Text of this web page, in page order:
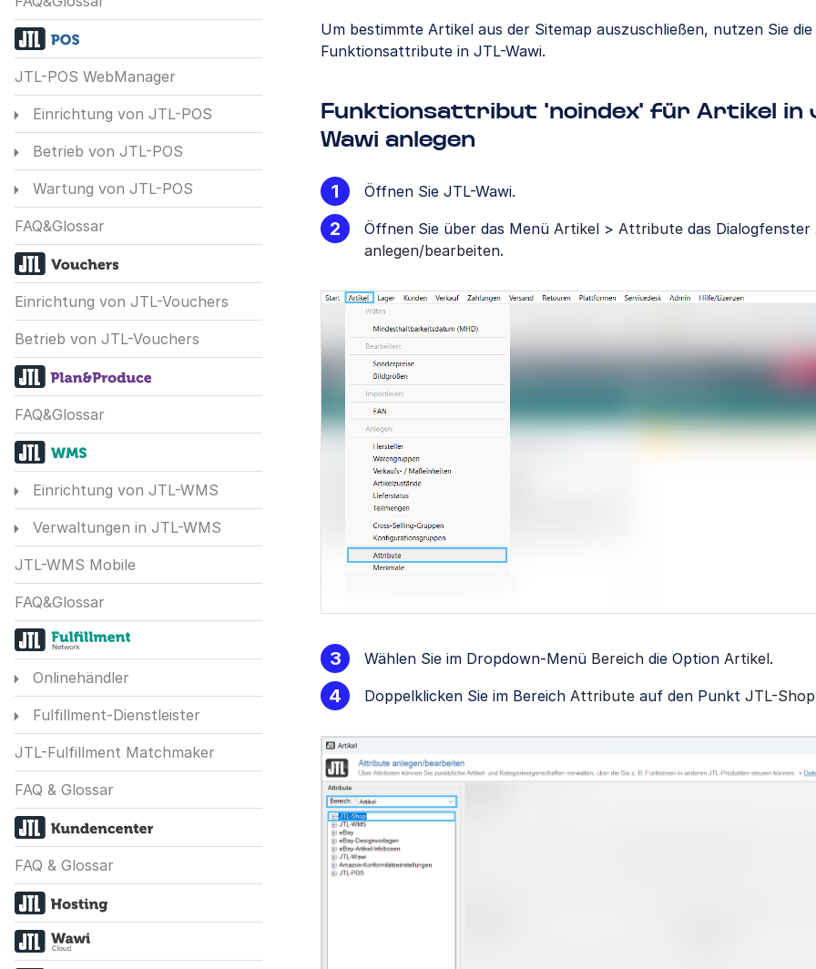
JTL-POS WebManager
Einrichtung von JTL-POS
Betrieb von JTL-POS
Wartung von JTL-POS
FAQ&Glossar
Einrichtung von JTL-Vouchers
Betrieb von JTL-Vouchers
FAQ&Glossar
Einrichtung von JTL-WMS
Verwaltungen in JTL-WMS
JTL-WMS Mobile
FAQ&Glossar
Onlinehändler
Fulfillment-Dienstleister
JTL-Fulfillment Matchmaker
FAQ & Glossar
FAQ & Glossar
Um bestimmte Artikel aus der Sitemap auszuschließen, nutzen Sie die
Funktionsattribute in JTL-Wawi.
Funktionsattribut 'noindex' für Artikel in
Wawi anlegen
Öffnen Sie JTL-Wawi.
Öffnen Sie über das Menü Artikel > Attribute das Dialogfenster
anlegen/bearbeiten.
Wählen Sie im Dropdown-Menü Bereich die Option Artikel.
Doppelklicken Sie im Bereich Attribute auf den Punkt JTL-Shop